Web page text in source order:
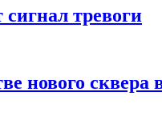
тревоги
нового сквера